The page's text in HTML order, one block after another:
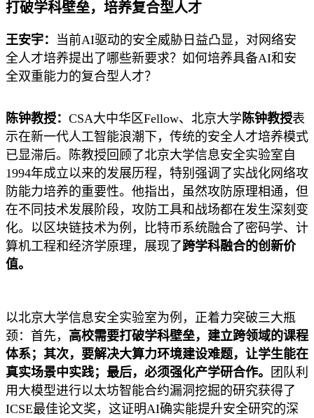
打破学科壁垒，培养复合型人才
王安宇： 当前AI驱动的安全威胁日益凸显，对网络安
全人才培养提出了哪些新要求？如何培养具备AI和安
全双重能力的复合型人才？
陈钟教授： CSA大中华区Fellow、北京大学 陈钟教授表
示在新一代人工智能浪潮下，传统的安全人才培养模式
已显滞后。陈教授回顾了北京大学信息安全实验室自
1994年成立以来的发展历程，特别强调了实战化网络攻
防能力培养的重要性。他指出，虽然攻防原理相通，但
在不同技术发展阶段，攻防工具和战场都在发生深刻变
化。以区块链技术为例，比特币系统融合了密码学、计
算机工程和经济学原理，展现了跨学科融合的创新价
值。
以北京大学信息安全实验室为例，正着力突破三大瓶
颈：首先， 高校需要打破学科壁垒，建立跨领域的课程
体系；其次，要解决大算力环境建设难题，让学生能在
真实场景中实践；最后，必须强化产学研合作。
团队利
用大模型进行以太坊智能合约漏洞挖掘的研究获得了
ICSE最佳论文奖，这证明AI确实能提升安全研究的深